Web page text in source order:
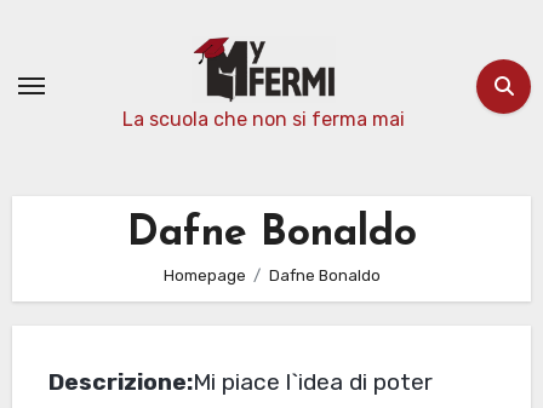
contenuto
La scuola che non si ferma mai
Dafne Bonaldo
Homepage Dafne Bonaldo
Descrizione:Mi piace l`idea di poter